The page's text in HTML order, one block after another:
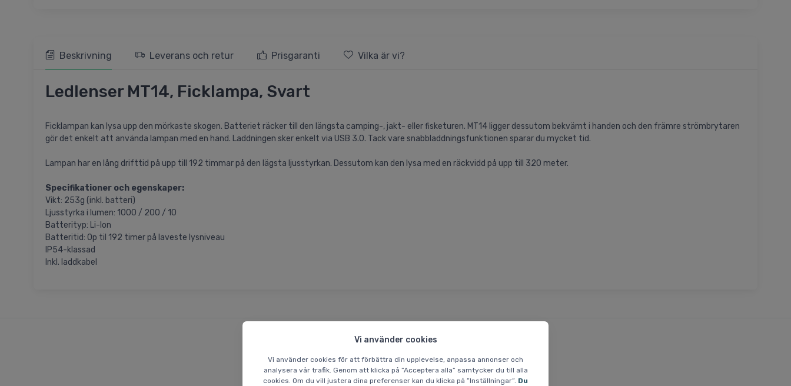
Vi använder cookies
Vi använder cookies för att förbättra din upplevelse, anpassa annonser och
analysera vår trafik. Genom att klicka på ”Acceptera alla” samtycker du till alla
cookies. Om du vill justera dina preferenser kan du klicka på ”Inställningar”. Du
Beskrivning Leverans och retur Prisgaranti Vilka är vi?
Ledlenser MT14, Ficklampa, Svart
Ficklampan kan lysa upp den mörkaste skogen. Batteriet räcker till den längsta camping-, jakt- eller fisketuren. MT14 ligger dessutom bekvämt i handen och den främre strömbrytaren
gör det enkelt att använda lampan med en hand. Laddningen sker enkelt via USB 3.0. Tack vare snabbladdningsfunktionen sparar du mycket tid.
Lampan har en lång drifttid på upp till 192 timmar på den lägsta ljusstyrkan. Dessutom kan den lysa med en räckvidd på upp till 320 meter.
Specifikationer och egenskaper:
Vikt: 253g (inkl. batteri)
Ljusstyrka i lumen: 1000 / 200 / 10
Batterityp: Li-Ion
Batteritid: Op til 192 timer på laveste lysniveau
IP54-klassad
Inkl. laddkabel
Liknande varor